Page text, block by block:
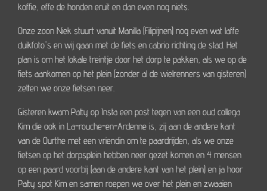
koffie, effe de honden eruit en dan even nog niets.
Onze zoon Niek stuurt vanuit Manilla (Filipijnen) nog even wat laffe
duikfoto's en wij gaan met de fiets en cabrio richting de stad. Het
plan is om het lokale treintje door het dorp te pakken, als we op de
fiets aankomen op het plein (zonder al de wielrenners van gisteren)
zetten we onze fietsen neer.
Gisteren kwam Patty op Insta een post tegen van een oud collega
Kim die ook in La-rouche-en-Ardenne is, zij aan de andere kant
van de Ourthe met een vriendin om te paardrijden, als we onze
fietsen op het dorpsplein hebben neer gezet komen en 4 mensen
op een paard voorbij (aan de andere kant van het plein) en ja hoor
Patty spot Kim en samen roepen we over het plein en zwaaien